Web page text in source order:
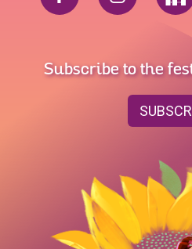
Subscribe to the